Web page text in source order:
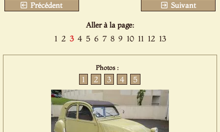
Précédent Suivant
Aller à la page:
1 2 3 4 5 6 7 8 9 10 11 12 13
Photos :
1 2 3 4 5